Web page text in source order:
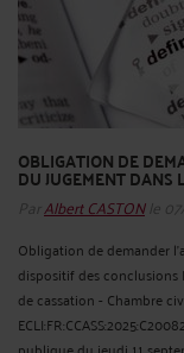
OBLIGATION DE
DU JUGEMENT DANS
ParAlbert CASTONle
Obligation de demander
dispositif des conclusions
de cassation - Chambre